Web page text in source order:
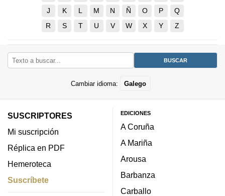
J K L M N Ñ O P
Q
R
S T U V W X Y Z
Cambiar idioma: Galego
SUSCRIPTORES
Mi suscripción
Réplica en PDF
Hemeroteca
Suscríbete
EDICIONES
A Coruña
A Mariña
Arousa
Barbanza
Carballo